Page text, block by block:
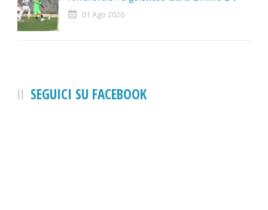
01 Ago 2026
SEGUICI SU FACEBOOK